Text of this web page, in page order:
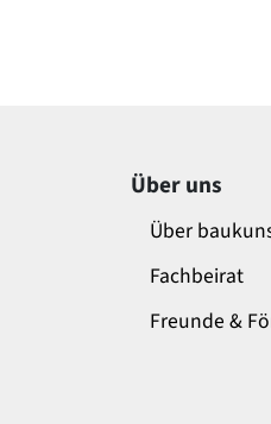
Über uns
Über
Fachbeirat
Freunde &